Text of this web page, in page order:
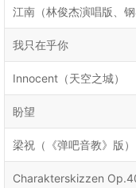
江南（林俊杰演唱版、钢
我只在乎你
Innocent（天空之城）
盼望
梁祝（《弹吧音教》版）
Charakterskizzen